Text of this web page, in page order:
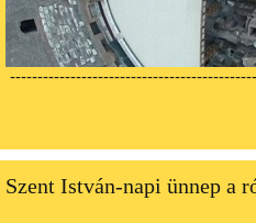
Szent István-napi ünnep a